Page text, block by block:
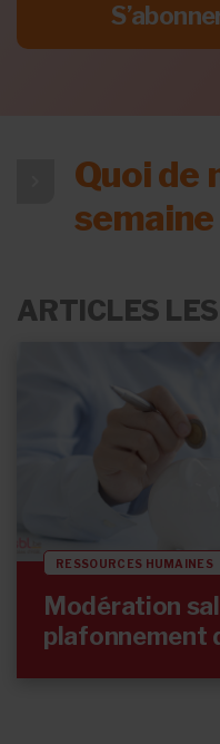
Quoi de
semaine
ARTICLES
RESSOURCES HUMAINES
Modération
plafonnement